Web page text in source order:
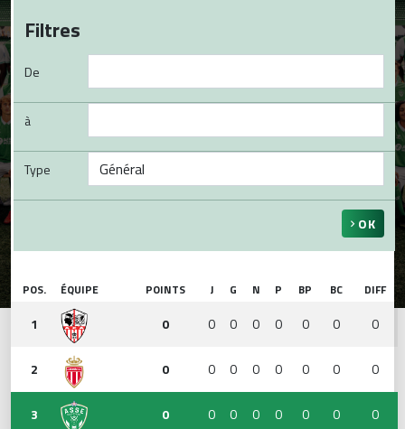
Filtres
De
à
Type
OK
POS. ÉQUIPE POINTS J G N P BP BC DIFF
1 0 0 0 0 0 0 0 0
2 0 0 0 0 0 0 0 0
3 0 0 0 0 0 0 0 0